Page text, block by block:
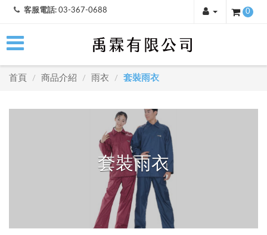
客服電話: 03-367-0688 0
首頁 / 商品介紹 / 雨衣 / 套裝雨衣
套裝雨衣